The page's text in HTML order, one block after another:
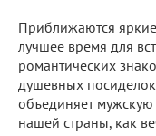
Приближаются
лучшее время для
романтических
душевных
объединяет
нашей страны, как